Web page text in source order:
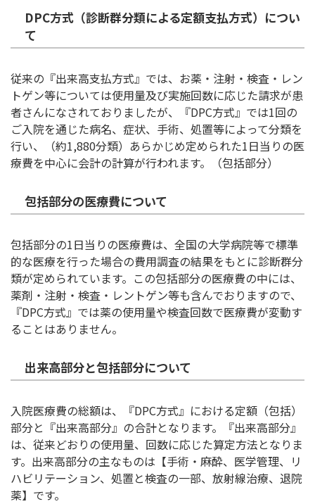
DPC方式（診断群分類による定額支払方式）につい
て
従来の『出来高支払方式』では、お薬・注射・検査・レン
トゲン等については使用量及び実施回数に応じた請求が患
者さんになされておりましたが、『DPC方式』では1回の
ご入院を通じた病名、症状、手術、処置等によって分類を
行い、（約1,880分類）あらかじめ定められた1日当りの医
療費を中心に会計の計算が行われます。（包括部分）
包括部分の医療費について
包括部分の1日当りの医療費は、全国の大学病院等で標準
的な医療を行った場合の費用調査の結果をもとに診断群分
類が定められています。この包括部分の医療費の中には、
薬剤・注射・検査・レントゲン等も含んでおりますので、
『DPC方式』では薬の使用量や検査回数で医療費が変動す
ることはありません。
出来高部分と包括部分について
入院医療費の総額は、『DPC方式』における定額（包括）
部分と『出来高部分』の合計となります。『出来高部分』
は、従来どおりの使用量、回数に応じた算定方法となりま
す。出来高部分の主なものは【手術・麻酔、医学管理、リ
ハビリテーション、処置と検査の一部、放射線治療、退院
薬】です。